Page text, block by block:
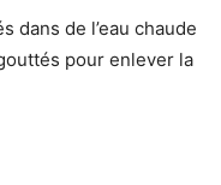
dans de l’eau chaude
pour enlever la